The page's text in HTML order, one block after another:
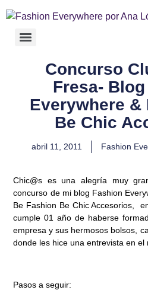
Concurso
Fresa-
Everywhere &
Be Chic
abril 11, 2011 Fashion
Chic@s es una alegría muy
concurso de mi blog Fashion
Be Fashion Be Chic Accesorios ,
cumple 01 año de haberse
empresa y sus hermosos bolsos,
donde les hice una entrevista en el
Pasos a seguir: